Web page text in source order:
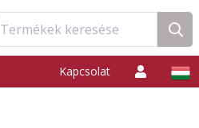
Termékek keresése
Kapcsolat